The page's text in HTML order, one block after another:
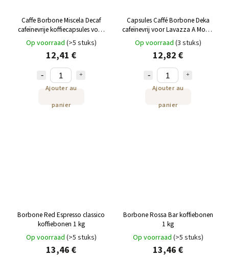
Caffe Borbone Miscela Decaf
cafeïnevrije koffiecapsules voor
Nespresso 50 st
Op voorraad (>5 stuks)
12,41 €
Ajouter au
panier
Capsules Caffé Borbone Deka
cafeïnevrij voor Lavazza A Modo
Mio® 50 st
Op voorraad (3 stuks)
12,82 €
Ajouter au
panier
Borbone Red Espresso classico
koffiebonen 1 kg
Op voorraad (>5 stuks)
13,46 €
Borbone Rossa Bar koffiebonen
1 kg
Op voorraad (>5 stuks)
13,46 €